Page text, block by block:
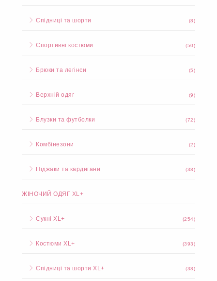
Спідниці та шорти (8)
Спортивні костюми (50)
Брюки та легінси (5)
Верхній одяг (9)
Блузки та футболки (72)
Комбінезони (2)
Піджаки та кардигани (38)
ЖІНОЧИЙ ОДЯГ XL+
Сукні XL+ (254)
Костюми XL+ (393)
Спідниці та шорти XL+ (38)